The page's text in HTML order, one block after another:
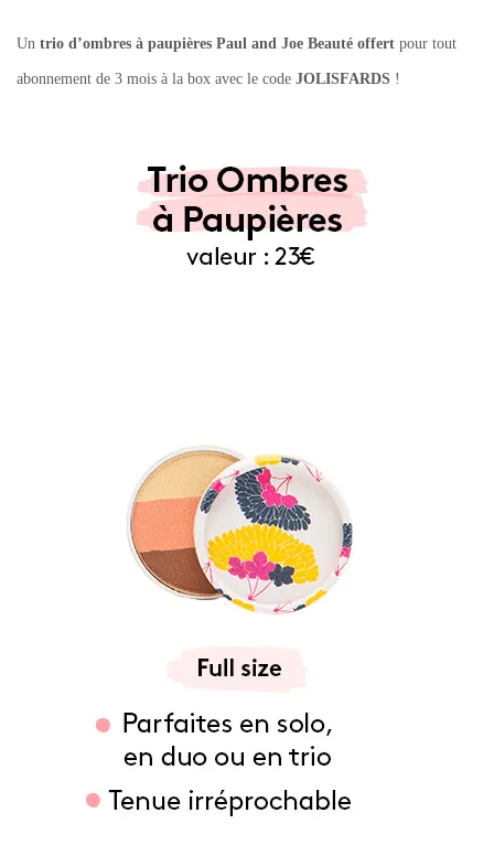
Un trio d’ombres à paupières Paul and Joe Beauté offert pour tout
abonnement de 3 mois à la box avec le code JOLISFARDS !